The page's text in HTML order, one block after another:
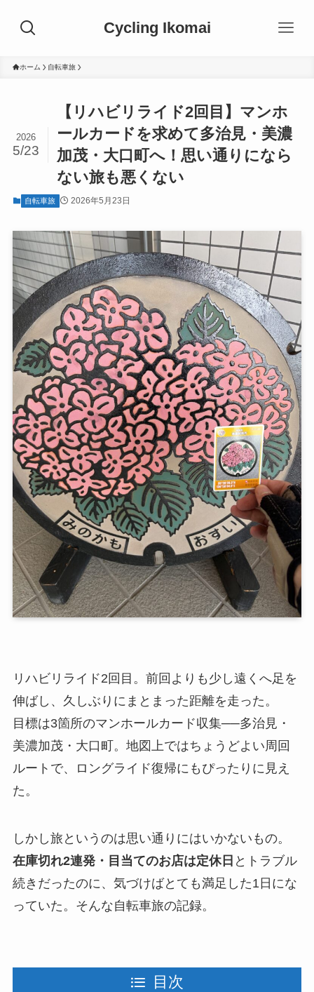
Cycling Ikomai
ホーム 自転車旅
【リハビリライド2回目】マンホ
ールカードを求めて多治見・美濃
加茂・大口町へ！思い通りになら
ない旅も悪くない
2026
5/23
自転車旅 2026年5月23日
リハビリライド2回目。前回よりも少し遠くへ足を
伸ばし、久しぶりにまとまった距離を走った。
目標は3箇所のマンホールカード収集──多治見・
美濃加茂・大口町。地図上ではちょうどよい周回
ルートで、ロングライド復帰にもぴったりに見え
た。
しかし旅というのは思い通りにはいかないもの。
在庫切れ2連発・目当てのお店は定休日 とトラブル
続きだったのに、気づけばとても満足した1日にな
っていた。そんな自転車旅の記録。
目次